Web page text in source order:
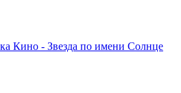
Кино - Звезда по имени Солнце